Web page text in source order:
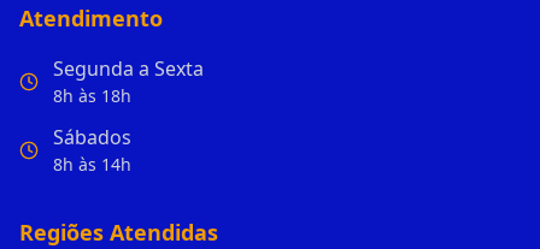
Atendimento
Segunda a Sexta
8h às 18h
Sábados
8h às 14h
Regiões Atendidas